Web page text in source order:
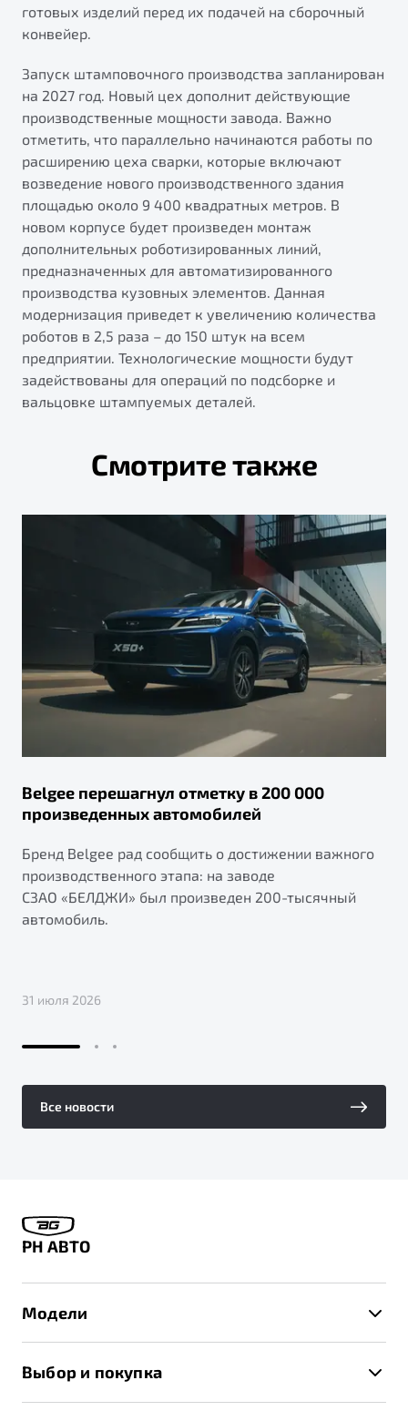
Универсальный кроссовер
от 2 499 990 ₽*
Запись на сервис
Клиентская поддержка
готовых изделий перед их подачей на сборочный
конвейер.
Запуск штамповочного производства запланирован
на 2027 год. Новый цех дополнит действующие
производственные мощности завода. Важно
отметить, что параллельно начинаются работы по
расширению цеха сварки, которые включают
возведение нового производственного здания
площадью около 9 400 квадратных метров. В
новом корпусе будет произведен монтаж
дополнительных роботизированных линий,
предназначенных для автоматизированного
производства кузовных элементов. Данная
модернизация приведет к увеличению количества
роботов в 2,5 раза – до 150 штук на всем
предприятии. Технологические мощности будут
задействованы для операций по подсборке и
вальцовке штампуемых деталей.
Смотрите также
Belgee перешагнул отметку в 200 000
произведенных автомобилей
Бренд Belgee рад сообщить о достижении важного
производственного этапа: на заводе
СЗАО «БЕЛДЖИ» был произведен 200-тысячный
автомобиль.
31 июля 2026
Все новости
РН АВТО
Модели
Выбор и покупка